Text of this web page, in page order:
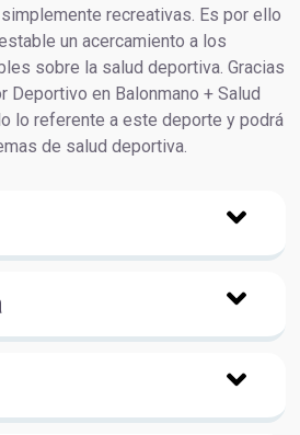
recreativas. Es por ello
un acercamiento a los
sobre la salud deportiva. Gracias
Deportivo en Balonmano + Salud
lo referente a este deporte y podrá
de salud deportiva.